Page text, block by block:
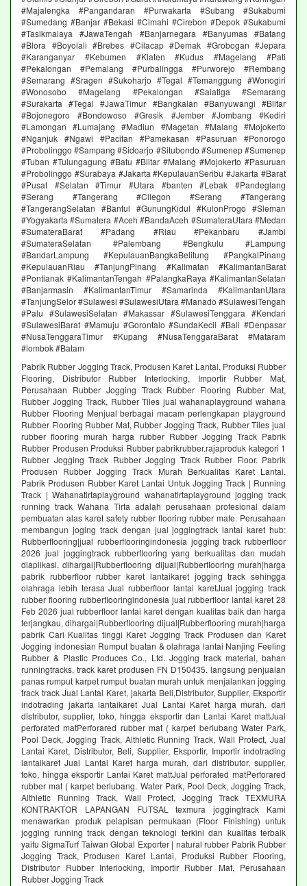
#Majalengka #Pangandaran #Purwakarta #Subang #Sukabumi
#Sumedang #Banjar #Bekasi #Cimahi #Cirebon #Depok #Sukabumi
#Tasikmalaya #JawaTengah #Banjarnegara #Banyumas #Batang
#Blora #Boyolali #Brebes #Cilacap #Demak #Grobogan #Jepara
#Karanganyar #Kebumen #Klaten #Kudus #Magelang #Pati
#Pekalongan #Pemalang #Purbalingga #Purworejo #Rembang
#Semarang #Sragen #Sukoharjo #Tegal #Temanggung #Wonogiri
#Wonosobo #Magelang #Pekalongan #Salatiga #Semarang
#Surakarta #Tegal #JawaTimur #Bangkalan #Banyuwangi #Blitar
#Bojonegoro #Bondowoso #Gresik #Jember #Jombang #Kediri
#Lamongan #Lumajang #Madiun #Magetan #Malang #Mojokerto
#Nganjuk #Ngawi #Pacitan #Pamekasan #Pasuruan #Ponorogo
#Probolinggo #Sampang #Sidoarjo #Situbondo #Sumenep #Sumenep
#Tuban #Tulungagung #Batu #Blitar #Malang #Mojokerto #Pasuruan
#Probolinggo #Surabaya #Jakarta #KepulauanSeribu #Jakarta #Barat
#Pusat #Selatan #Timur #Utara #banten #Lebak #Pandeglang
#Serang #Tangerang #Cilegon #Serang #Tangerang
#TangerangSelatan #Bantul #GunungKidul #KulonProgo #Sleman
#Yogyakarta #Sumatera #Aceh #BandaAceh #SumateraUtara #Medan
#SumateraBarat #Padang #Riau #Pekanbaru #Jambi
#SumateraSelatan #Palembang #Bengkulu #Lampung
#BandarLampung #KepulauanBangkaBelitung #PangkalPinang
#KepulauanRiau #TanjungPinang #Kalimatan #KalimantanBarat
#Pontianak #KalimantanTengah #PalangkaRaya #KalimantanSelatan
#Banjarmasin #KalimantanTimur #Samarinda #KalimantanUtara
#TanjungSelor #Sulawesi #SulawesiUtara #Manado #SulawesiTengah
#Palu #SulawesiSelatan #Makassar #SulawesiTenggara #Kendari
#SulawesiBarat #Mamuju #Gorontalo #SundaKecil #Bali #Denpasar
#NusaTenggaraTimur #Kupang #NusaTenggaraBarat #Mataram
#lombok #Batam
Pabrik Rubber Jogging Track, Produsen Karet Lantai, Produksi Rubber
Flooring, Distributor Rubber Interlocking, Importir Rubber Mat,
Perusahaan Rubber Jogging Track Rubber Flooring Rubber Mat,
Rubber Jogging Track, Rubber Tiles jual wahanaplayground wahana
Rubber Flooring Menjual berbagai macam perlengkapan playground
Rubber Flooring Rubber Mat, Rubber Jogging Track, Rubber Tiles jual
rubber flooring murah harga rubber Rubber Jogging Track Pabrik
Rubber Produsen Produksi Rubber pabrikrubber.rajaproduk kategori 1
Rubber Jogging Track Rubber Jogging Track Rubber Floor. Pabrik
Produsen Rubber Jogging Track Murah Berkualitas Karet Lantai.
Pabrik Produsen Rubber Karet Lantai Untuk Jogging Track | Running
Track | Wahanatirtaplayground wahanatirtaplayground jogging track
running track Wahana Tirta adalah perusahaan profesional dalam
pembuatan alas karet safety rubber flooring rubber mate. Perusahaan
membangun joging track dengan jual joggingtrack lantai karet hub:
Rubberflooring|jual rubberflooringindonesia jogging track rubberfloor
2026 jual joggingtrack rubberflooring yang berkualitas dan mudah
diaplikasi. dihargai|Rubberflooring dijual|Rubberflooring murah|harga
pabrik rubberfloor rubber karet lantaikaret jogging track sehingga
olahraga lebih terasa Jual rubberfloor lantai karetJual jogging track
rubber flooring rubberflooringindonesia jual rubberfloor lantai karet 28
Feb 2026 jual rubberfloor lantai karet dengan kualitas baik dan harga
terjangkau, dihargai|Rubberflooring dijual|Rubberflooring murah|harga
pabrik Cari Kualitas tinggi Karet Jogging Track Produsen dan Karet
Jogging indonesian Rumput buatan & olahraga lantai Nanjing Feeling
Rubber & Plastic Produces Co., Ltd. Jogging track material, bahan
runningtracks, track karet produsen FN D150435. langsung penjualan
panas rumput karpet rumput buatan murah untuk menjalankan jogging
track track Jual Lantai Karet, jakarta Beli,Distributor, Supplier, Eksportir
indotrading jakarta lantaikaret Jual Lantai Karet harga murah, dari
distributor, supplier, toko, hingga eksportir dan Lantai Karet mattJual
perforated matPerforared rubber mat ( karpet berlubang Water Park,
Pool Deck, Jogging Track, Althletic Running Track, Wall Protect, Jual
Lantai Karet, Distributor, Beli, Supplier, Eksportir, Importir indotrading
lantaikaret Jual Lantai Karet harga murah, dari distributor, supplier,
toko, hingga eksportir Lantai Karet mattJual perforated matPerforared
rubber mat ( karpet berlubang. Water Park, Pool Deck, Jogging Track,
Althletic Running Track, Wall Protect, Jogging Track TEXMURA
KONTRAKTOR LAPANGAN FUTSAL texmura joggingtrack Kami
menawarkan produk pelapisan permukaan (Floor Finishing) untuk
jogging running track dengan teknologi terkini dan kualitas terbaik
yaitu SigmaTurf Taiwan Global Exporter | natural rubber Pabrik Rubber
Jogging Track, Produsen Karet Lantai, Produksi Rubber Flooring,
Distributor Rubber Interlocking, Importir Rubber Mat, Perusahaan
Rubber Jogging Track